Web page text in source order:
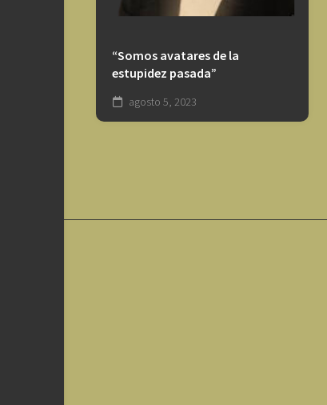
“Somos avatares de la
estupidez pasada”
agosto 5, 2023